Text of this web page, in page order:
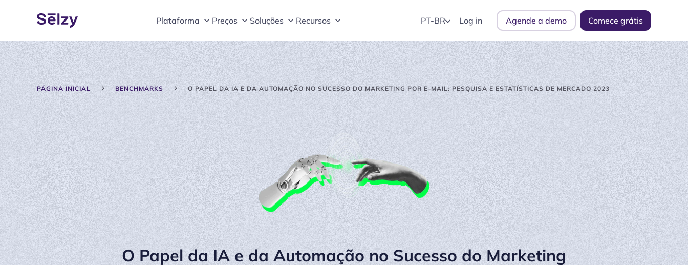
Plataforma Preços Soluções Recursos PT-BR Log in Agende a demo Comece grátis
PÁGINA INICIAL BENCHMARKS O PAPEL DA IA E DA AUTOMAÇÃO NO SUCESSO DO MARKETING POR E-MAIL: PESQUISA E ESTATÍSTICAS DE MERCADO 2023
O Papel da IA e da Automação no Sucesso do Marketing